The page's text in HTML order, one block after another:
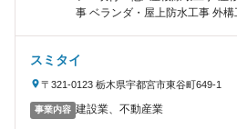
事 ベランダ・屋上防水工事 外
掃・クラック補修・瓦止め工事）
スミタイ
〒321-0123 栃木県宇都宮市東谷町649-1
事業内容 建設業、不動産業